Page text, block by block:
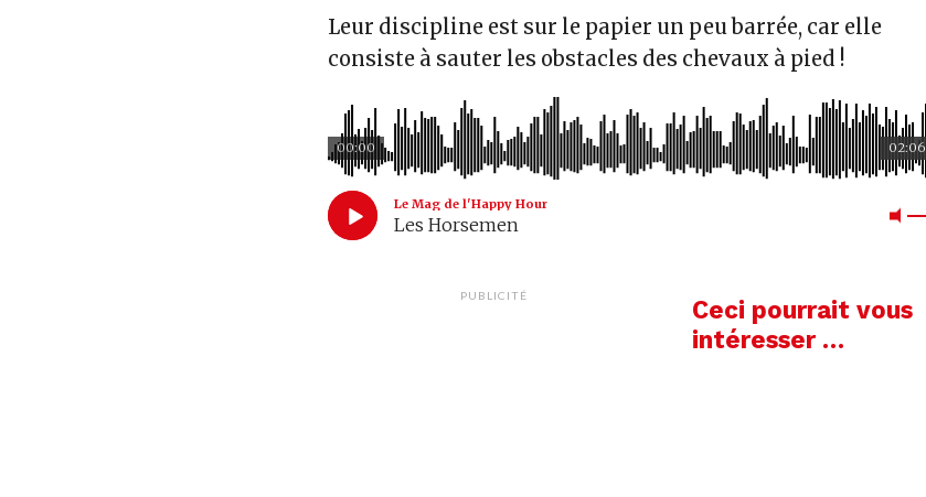
Leur discipline est sur le papier un peu barrée, car elle
consiste à sauter les obstacles des chevaux à pied !
02:06
00:00
Le Mag de l'Happy Hour
Les Horsemen
PUBLICITÉ
Ceci pourrait vous
intéresser …